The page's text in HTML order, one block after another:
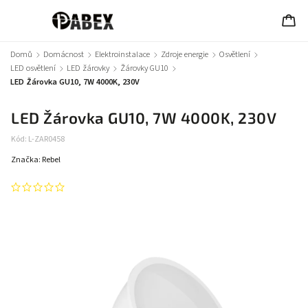
Domů / Domácnost / Elektroinstalace / Zdroje energie / Osvětlení /
LED osvětlení / LED žárovky / Žárovky GU10 /
LED Žárovka GU10, 7W 4000K, 230V
LED Žárovka GU10, 7W 4000K, 230V
Kód: L-ZAR0458
Značka: Rebel